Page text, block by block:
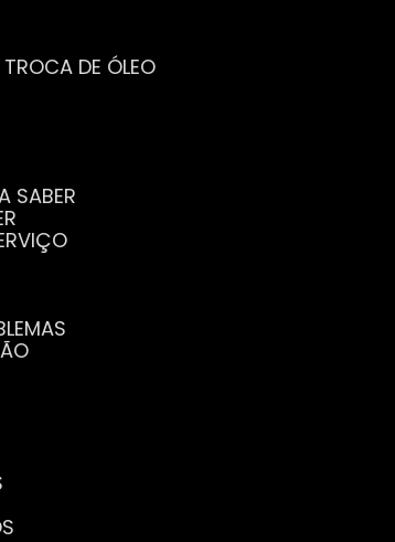
TROCA DE ÓLEO
SABER